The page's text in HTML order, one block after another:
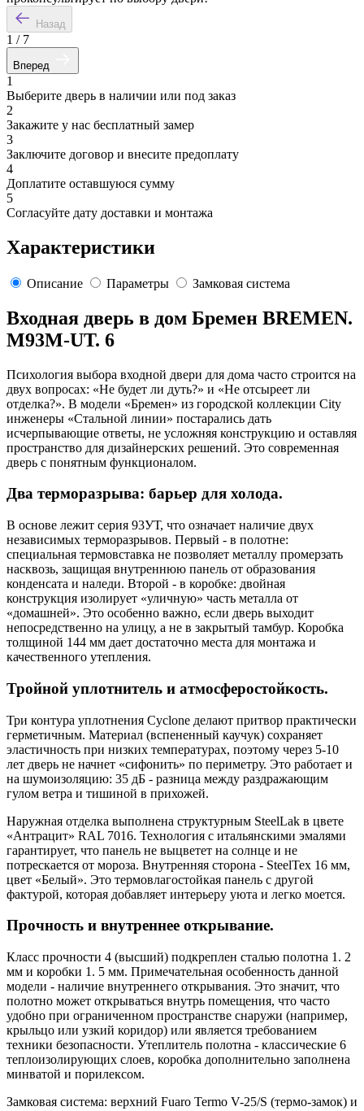
Назад
1 / 7
Вперед
1
Выберите дверь в наличии или под заказ
2
Закажите у нас бесплатный замер
3
Заключите договор и внесите предоплату
4
Доплатите оставшуюся сумму
5
Согласуйте дату доставки и монтажа
Характеристики
Описание Параметры Замковая система
Входная дверь в дом Бремен BREMEN.
M93M-UT. 6
Психология выбора входной двери для дома часто строится на
двух вопросах: «Не будет ли дуть?» и «Не отсыреет ли
отделка?». В модели «Бремен» из городской коллекции City
инженеры «Стальной линии» постарались дать
исчерпывающие ответы, не усложняя конструкцию и оставляя
пространство для дизайнерских решений. Это современная
дверь с понятным функционалом.
Два терморазрыва: барьер для холода.
В основе лежит серия 93УТ, что означает наличие двух
независимых терморазрывов. Первый - в полотне:
специальная термовставка не позволяет металлу промерзать
насквозь, защищая внутреннюю панель от образования
конденсата и наледи. Второй - в коробке: двойная
конструкция изолирует «уличную» часть металла от
«домашней». Это особенно важно, если дверь выходит
непосредственно на улицу, а не в закрытый тамбур. Коробка
толщиной 144 мм дает достаточно места для монтажа и
качественного утепления.
Тройной уплотнитель и атмосферостойкость.
Три контура уплотнения Cyclone делают притвор практически
герметичным. Материал (вспененный каучук) сохраняет
эластичность при низких температурах, поэтому через 5-10
лет дверь не начнет «сифонить» по периметру. Это работает и
на шумоизоляцию: 35 дБ - разница между раздражающим
гулом ветра и тишиной в прихожей.
Наружная отделка выполнена структурным SteelLak в цвете
«Антрацит» RAL 7016. Технология с итальянскими эмалями
гарантирует, что панель не выцветет на солнце и не
потрескается от мороза. Внутренняя сторона - SteelTex 16 мм,
цвет «Белый». Это термовлагостойкая панель с другой
фактурой, которая добавляет интерьеру уюта и легко моется.
Прочность и внутреннее открывание.
Класс прочности 4 (высший) подкреплен сталью полотна 1. 2
мм и коробки 1. 5 мм. Примечательная особенность данной
модели - наличие внутреннего открывания. Это значит, что
полотно может открываться внутрь помещения, что часто
удобно при ограниченном пространстве снаружи (например,
крыльцо или узкий коридор) или является требованием
техники безопасности. Утеплитель полотна - классические 6
теплоизолирующих слоев, коробка дополнительно заполнена
минватой и порилексом.
Замковая система: верхний Fuaro Termo V-25/S (термо-замок) и